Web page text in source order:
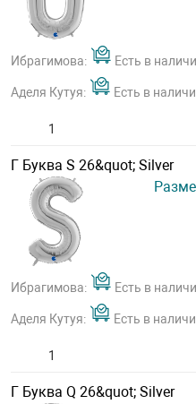
Ибрагимова: Есть в
Аделя Кутуя: Есть в
Г Буква S 26&quot; Silver
Ибрагимова: Есть в
Аделя Кутуя: Есть в
Г Буква Q 26&quot; Silver